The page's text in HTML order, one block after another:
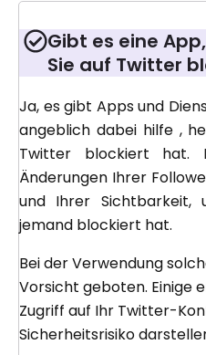
Gibt es eine
Sie auf Twitter
Ja, es gibt Apps und
angeblich dabei hilfe ,
Twitter blockiert hat.
Änderungen Ihrer
und Ihrer Sichtbarkeit,
jemand blockiert hat.
Bei der Verwendung
Vorsicht geboten. Einige
Zugriff auf Ihr Twitter-
Sicherheitsrisiko